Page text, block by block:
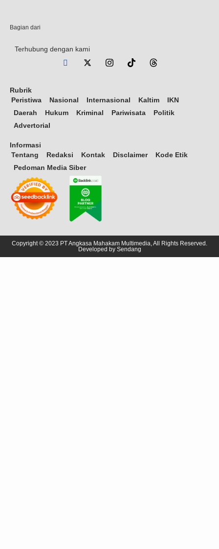
Bagian dari
Terhubung dengan kami
Rubrik
Peristiwa
Nasional Internasional Kaltim
IKN
Daerah
Hukum Kriminal Pariwisata
Politik
Advertorial
Informasi
Tentang
Redaksi Kontak Disclaimer
Kode Etik
Pedoman Media Siber
Copyright © 2023 PT Angkasa Mahakam Multimedia, All Rights Reserved.
Developed by Sendang